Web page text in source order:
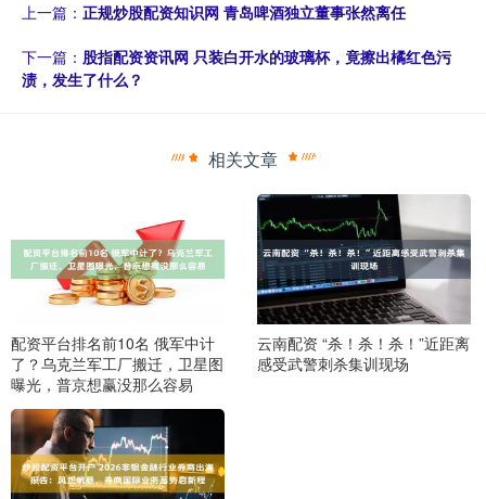
上一篇： 正规炒股配资知识网 青岛啤酒独立董事张然离任
下一篇： 股指配资资讯网 只装白开水的玻璃杯，竟擦出橘红色污
渍，发生了什么？
相关文章
配资平台排名前10名 俄军中计
了？乌克兰军工厂搬迁，卫星图
曝光，普京想赢没那么容易
云南配资 “杀！杀！杀！”近距离
感受武警刺杀集训现场